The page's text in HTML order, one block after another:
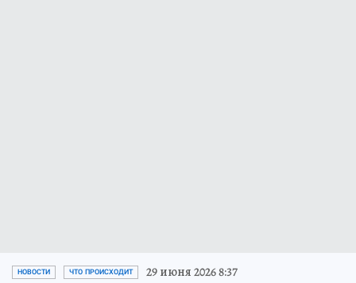
НОВОСТИ ЧТО ПРОИСХОДИТ 29 июня 2026 8:37